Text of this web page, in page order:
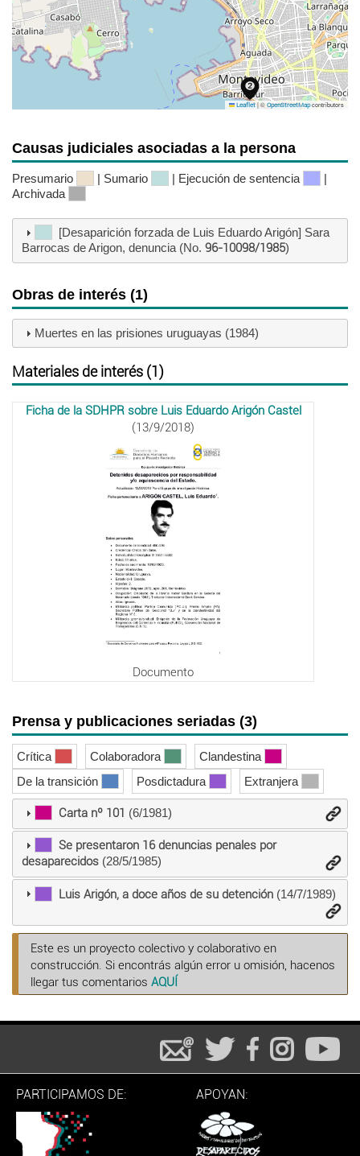
Leaflet |© OpenStreetMapcontributors
Causas judiciales asociadas a la persona
Presumario | Sumario | Ejecución de sentencia
|
Archivada
[Desaparición forzada de Luis Eduardo Arigón] Sara
Barrocas de Arigon, denuncia (No. 96-10098/1985)
Obras de interés (1)
Muertes en las prisiones uruguayas (1984)
Materiales de interés (1)
Ficha de la SDHPR sobre Luis Eduardo Arigón Castel
(13/9/2018)
Documento
Prensa y publicaciones seriadas (3)
Crítica Colaboradora
Clandestina
De la transición
Posdictadura Extranjera
Carta nº 101 (6/1981)
Se presentaron 16 denuncias penales por
desaparecidos(28/5/1985)
Luis Arigón, a doce años de su detención(14/7/1989)
Este es un proyecto colectivo y colaborativo en
construcción. Si encontrás algún error u omisión, hacenos
llegar tus comentarios AQUÍ
PARTICIPAMOS DE: APOYAN: